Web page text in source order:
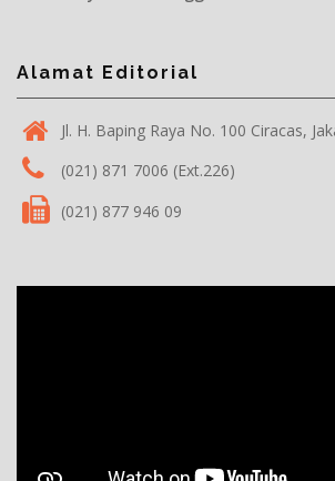
Alamat Editorial
Jl. H. Baping Raya No. 100 Ciracas,
(021) 871 7006 (Ext.226)
(021) 877 946 09